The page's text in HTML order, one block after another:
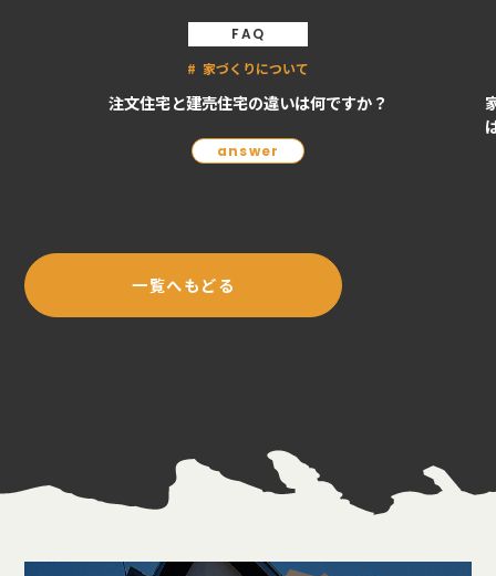
FAQ
家づくりについて
注文住宅と建売住宅の違いは何ですか？
answer
一覧へもどる